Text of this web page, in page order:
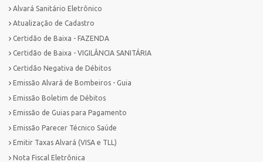
Alvará Sanitário Eletrônico
Atualização de Cadastro
Certidão de Baixa - FAZENDA
Certidão de Baixa - VIGILÂNCIA SANITÁRIA
Certidão Negativa de Débitos
Emissão Alvará de Bombeiros - Guia
Emissão Boletim de Débitos
Emissão de Guias para Pagamento
Emissão Parecer Técnico Saúde
Emitir Taxas Alvará (VISA e TLL)
Nota Fiscal Eletrônica